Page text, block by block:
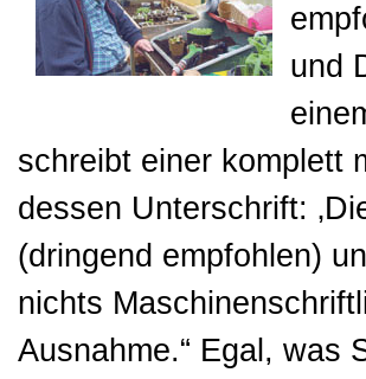
und
schreibt einer komplett
dessen Unterschrift:
(dringend empfohlen)
nichts
Ausnahme.“ Egal, was